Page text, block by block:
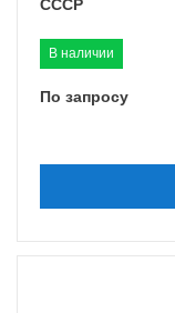
СССР
В наличии
По запросу